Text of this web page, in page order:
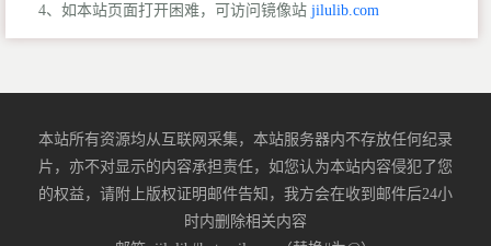
4、如本站页面打开困难，可访问镜像站 jilulib.com
本站所有资源均从互联网采集，本站服务器内不存放任何纪录
片，亦不对显示的内容承担责任，如您认为本站内容侵犯了您
的权益，请附上版权证明邮件告知，我方会在收到邮件后24小
时内删除相关内容